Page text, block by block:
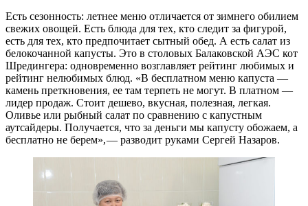
Есть сезонность: летнее меню отличается от зимнего обилием
свежих овощей. Есть блюда для тех, кто следит за фигурой,
есть для тех, кто предпочитает сытный обед. А есть салат из
белокочанной капусты. Это в столовых Балаковской АЭС кот
Шредингера: одновременно возглавляет рейтинг любимых и
рейтинг нелюбимых блюд. «В бесплатном меню капуста — ​
камень преткновения, ее там терпеть не могут. В платном — ​
лидер продаж. Стоит дешево, вкусная, полезная, легкая.
Оливье или рыбный салат по сравнению с капустным
аутсайдеры. Получается, что за деньги мы капусту обожаем, а
бесплатно не берем», — ​разводит руками Сергей Назаров.